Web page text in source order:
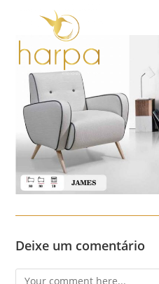
content
Deixe um comentário
Comment